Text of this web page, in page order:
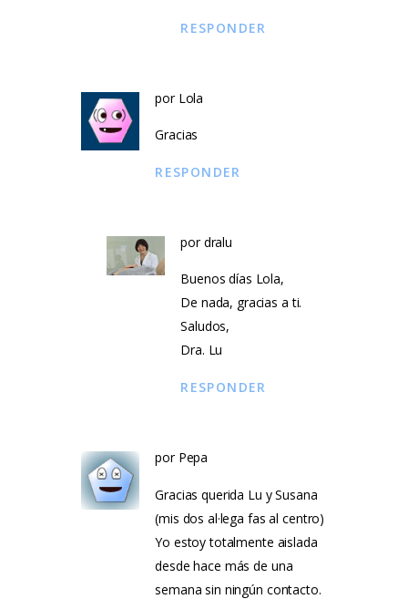
RESPONDER
por Lola
Gracias
RESPONDER
pordralu
Buenos días Lola,
De nada, gracias a ti.
Saludos,
Dra. Lu
RESPONDER
por Pepa
Gracias querida Lu y Susana
(mis dos al·lega fas al centro)
Yo estoy totalmente aislada
desde hace más de una
semana sin ningún contacto.